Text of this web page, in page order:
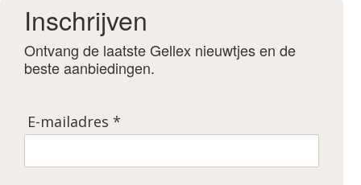
Inschrijven
Ontvang de laatste Gellex nieuwtjes en de
beste aanbiedingen.
E-mailadres *